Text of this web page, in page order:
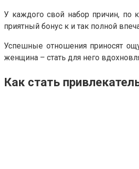
У каждого свой набор причин, по
приятный бонус к и так полной
Успешные отношения приносят
женщина – стать для него
Как стать